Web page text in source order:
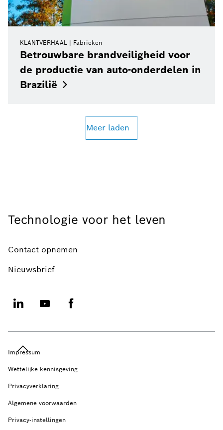
KLANTVERHAAL Fabrieken
Betrouwbare brandveiligheid voor
de productie van auto-onderdelen in
Brazilië
Meer laden
Technologie voor het leven
Contact opnemen
Nieuwsbrief
Impressum
Wettelijke kennisgeving
Privacyverklaring
Algemene voorwaarden
Privacy-instellingen